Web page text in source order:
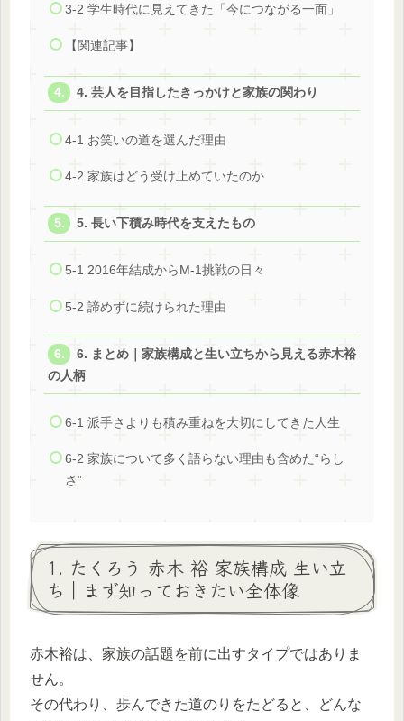
3-2 学生時代に見えてきた「今につながる一面」
【関連記事】
4. 芸人を目指したきっかけと家族の関わり
4-1 お笑いの道を選んだ理由
4-2 家族はどう受け止めていたのか
5. 長い下積み時代を支えたもの
5-1 2016年結成からM-1挑戦の日々
5-2 諦めずに続けられた理由
6. まとめ｜家族構成と生い立ちから見える赤木裕
の人柄
6-1 派手さよりも積み重ねを大切にしてきた人生
6-2 家族について多く語らない理由も含めた“らし
さ”
1. たくろう 赤木 裕 家族構成 生い立
ち｜まず知っておきたい全体像
赤木裕は、家族の話題を前に出すタイプではありま
せん。
その代わり、歩んできた道のりをたどると、どんな